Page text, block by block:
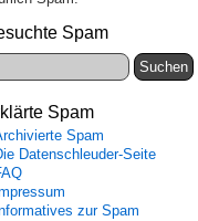
Spam
Spam
Spam
Datenschleuder-Seite
zur Spam